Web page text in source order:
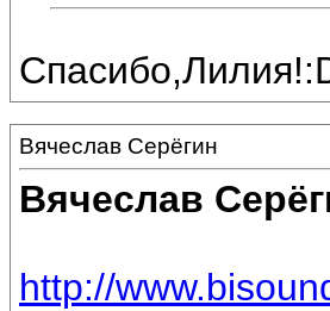
Вячеслав Серёгин
Вячеслав
http://